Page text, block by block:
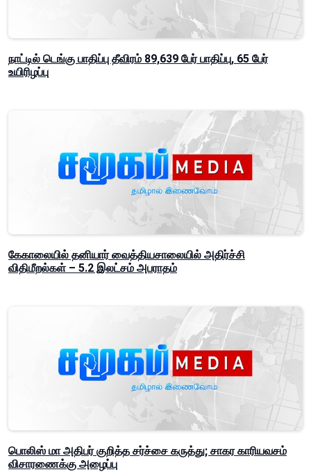
நாட்டில் டெங்கு பாதிப்பு தீவிரம் 89,639 பேர் பாதிப்பு, 65 பேர்
உயிரிழப்பு
கேகாலையில் தனியார் வைத்தியசாலையில் அதிர்ச்சி
விதிமீறல்கள் – 5.2 இலட்சம் அபராதம்
பொலிஸ் மா அதிபர் குறித்த சர்ச்சை கருத்து; சாகர காரியவசம்
விசாரணைக்கு அழைப்பு